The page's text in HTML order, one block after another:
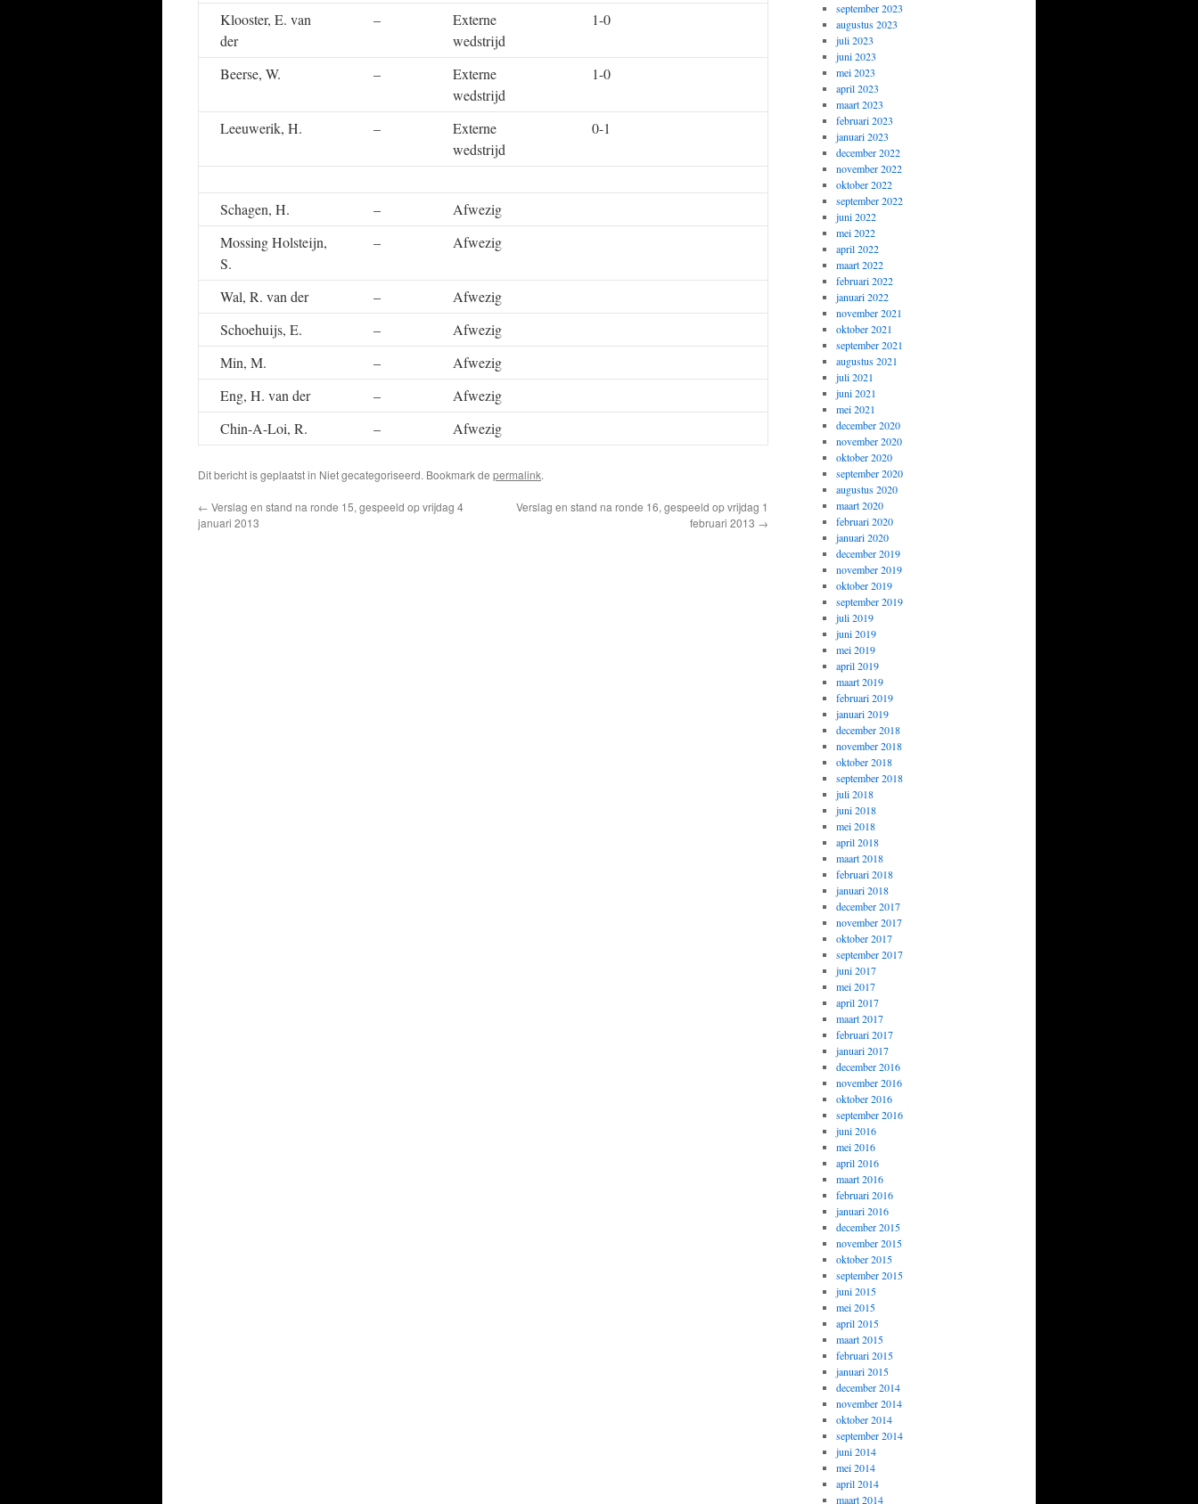
Klooster, E. van
der
–
Externe
wedstrijd
1-0
Beerse, W. –
Externe
wedstrijd
1-0
Leeuwerik, H. –
Externe
wedstrijd
0-1
Schagen, H. –
Afwezig
Mossing Holsteijn,
S.
– Afwezig
Wal, R. van der –
Afwezig
Schoehuijs, E.
–
Afwezig
Min, M.
–
Afwezig
Eng, H. van der
–
Afwezig
Chin-A-Loi, R.
– Afwezig
Dit bericht is geplaatst in Niet gecategoriseerd. Bookmark de permalink.
← Verslag en stand na ronde 15, gespeeld op vrijdag 4
januari 2013
Verslag en stand na ronde 16, gespeeld op vrijdag 1
februari 2013 →
september 2023
augustus 2023
juli 2023
juni 2023
mei 2023
april 2023
maart 2023
februari 2023
januari 2023
december 2022
november 2022
oktober 2022
september 2022
juni 2022
mei 2022
april 2022
maart 2022
februari 2022
januari 2022
november 2021
oktober 2021
september 2021
augustus 2021
juli 2021
juni 2021
mei 2021
december 2020
november 2020
oktober 2020
september 2020
augustus 2020
maart 2020
februari 2020
januari 2020
december 2019
november 2019
oktober 2019
september 2019
juli 2019
juni 2019
mei 2019
april 2019
maart 2019
februari 2019
januari 2019
december 2018
november 2018
oktober 2018
september 2018
juli 2018
juni 2018
mei 2018
april 2018
maart 2018
februari 2018
januari 2018
december 2017
november 2017
oktober 2017
september 2017
juni 2017
mei 2017
april 2017
maart 2017
februari 2017
januari 2017
december 2016
november 2016
oktober 2016
september 2016
juni 2016
mei 2016
april 2016
maart 2016
februari 2016
januari 2016
december 2015
november 2015
oktober 2015
september 2015
juni 2015
mei 2015
april 2015
maart 2015
februari 2015
januari 2015
december 2014
november 2014
oktober 2014
september 2014
juni 2014
mei 2014
april 2014
maart 2014